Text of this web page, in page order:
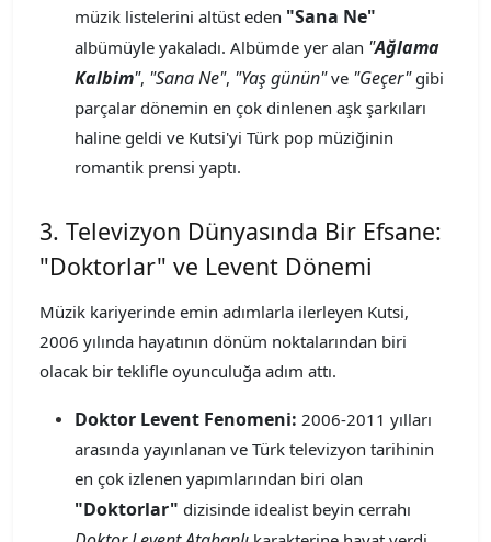
müzik listelerini altüst eden "Sana Ne"
albümüyle yakaladı. Albümde yer alan "Ağlama
Kalbim", "Sana Ne", "Yaş günün"ve "Geçer"gibi
parçalar dönemin en çok dinlenen aşk şarkıları
haline geldi ve Kutsi'yi Türk pop müziğinin
romantik prensi yaptı.
3. Televizyon Dünyasında Bir Efsane:
"Doktorlar" ve Levent Dönemi
Müzik kariyerinde emin adımlarla ilerleyen Kutsi,
2006 yılında hayatının dönüm noktalarından biri
olacak bir teklifle oyunculuğa adım attı.
Doktor Levent Fenomeni: 2006-2011 yılları
arasında yayınlanan ve Türk televizyon tarihinin
en çok izlenen yapımlarından biri olan
"Doktorlar" dizisinde idealist beyin cerrahı